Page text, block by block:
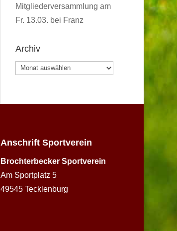
Mitgliederversammlung am
Fr. 13.03. bei Franz
Archiv
Archiv
Anschrift Sportverein
Brochterbecker Sportverein
Am Sportplatz 5
49545 Tecklenburg